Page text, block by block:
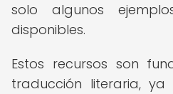
solo algunos
disponibles.
Estos recursos son
traducción literaria,